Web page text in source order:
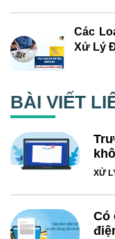
Các
Xử Lý
BÀI VIẾT
XỬ
Có